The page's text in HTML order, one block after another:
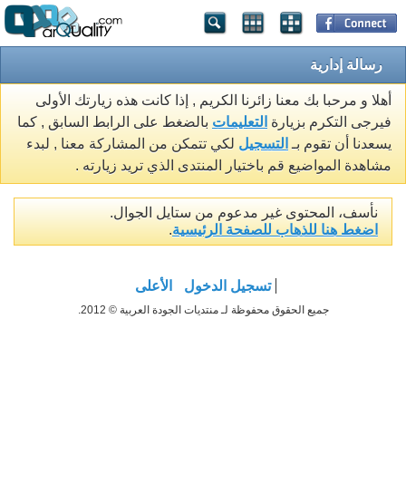
رسالة إدارية
أهلا و مرحبا بك معنا زائرنا الكريم , إذا كانت هذه زيارتك الأولى
فيرجى التكرم بزيارة التعليمات بالضغط على الرابط السابق , كما
يسعدنا أن تقوم بـ التسجيل لكي تتمكن من المشاركة معنا , لبدء
مشاهدة المواضيع قم باختيار المنتدى الذي تريد زيارته .
نأسف، المحتوى غير مدعوم من ستايل الجوال.
اضغط هنا للذهاب للصفحة الرئيسية.
تسجيل الدخول الأعلى
جميع الحقوق محفوظة لـ منتديات الجودة العربية © 2012.